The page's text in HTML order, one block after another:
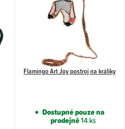
Flamingo Art Joy postroj na králiky
Dostupné pouze na
prodejně14 ks